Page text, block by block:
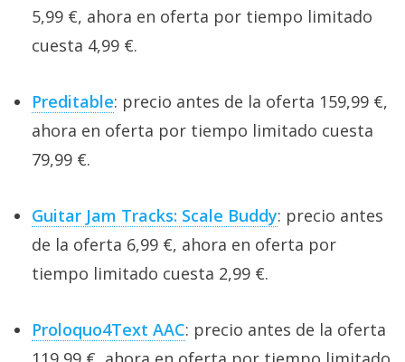
5,99 €, ahora en oferta por tiempo limitado
cuesta 4,99 €.
Preditable: precio antes de la oferta 159,99 €,
ahora en oferta por tiempo limitado cuesta
79,99 €.
Guitar Jam Tracks: Scale Buddy: precio antes
de la oferta 6,99 €, ahora en oferta por
tiempo limitado cuesta 2,99 €.
Proloquo4Text AAC: precio antes de la oferta